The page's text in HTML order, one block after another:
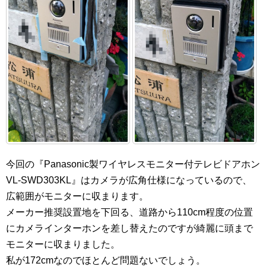
今回の『Panasonic製ワイヤレスモニター付テレビドアホン
VL-SWD303KL』はカメラが広角仕様になっているので、
広範囲がモニターに収まります。
メーカー推奨設置地を下回る、道路から110cm程度の位置
にカメラインターホンを差し替えたのですが綺麗に頭まで
モニターに収まりました。
私が172cmなのでほとんど問題ないでしょう。